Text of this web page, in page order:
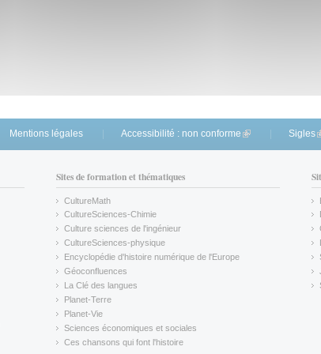
Mentions légales Accessibilité : non conforme (link is external)
Sigles
Sites de formation et thématiques
CultureMath
(link is external)
CultureSciences-Chimie
(link is external)
Culture sciences de l'ingénieur
CultureSciences-physique
(link is external)
Encyclopédie d'histoire numérique de l'Europe
(link is external)
Géoconfluences
(link is external)
La Clé des langues
(link is external)
Planet-Terre
(link is external)
Planet-Vie
(link is external)
Sciences économiques et sociales
(link is external)
Ces chansons qui font l'histoire